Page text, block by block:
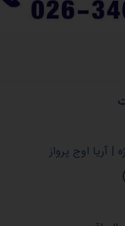
آریا اوج پرواز